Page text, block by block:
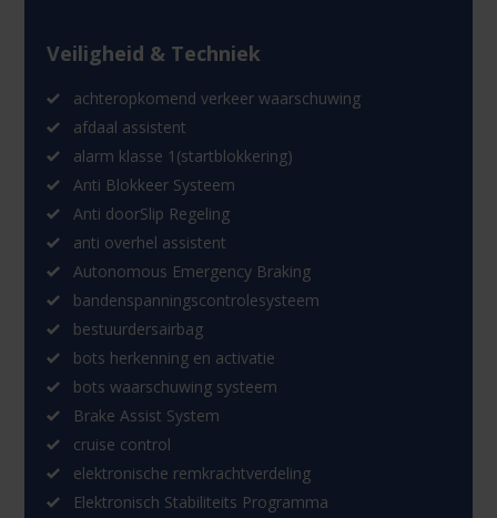
Veiligheid & Techniek
achteropkomend verkeer waarschuwing
afdaal assistent
alarm klasse 1(startblokkering)
Anti Blokkeer Systeem
Anti doorSlip Regeling
anti overhel assistent
Autonomous Emergency Braking
bandenspanningscontrolesysteem
bestuurdersairbag
bots herkenning en activatie
bots waarschuwing systeem
Brake Assist System
cruise control
elektronische remkrachtverdeling
Elektronisch Stabiliteits Programma